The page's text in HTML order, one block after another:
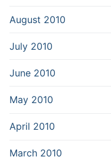
August 2010
July 2010
June 2010
May 2010
April 2010
March 2010